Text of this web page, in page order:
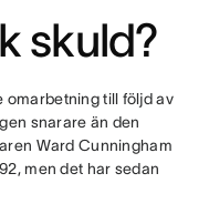
skuld?
omarbetning till följd av
snarare än den
Ward Cunningham
men det har sedan